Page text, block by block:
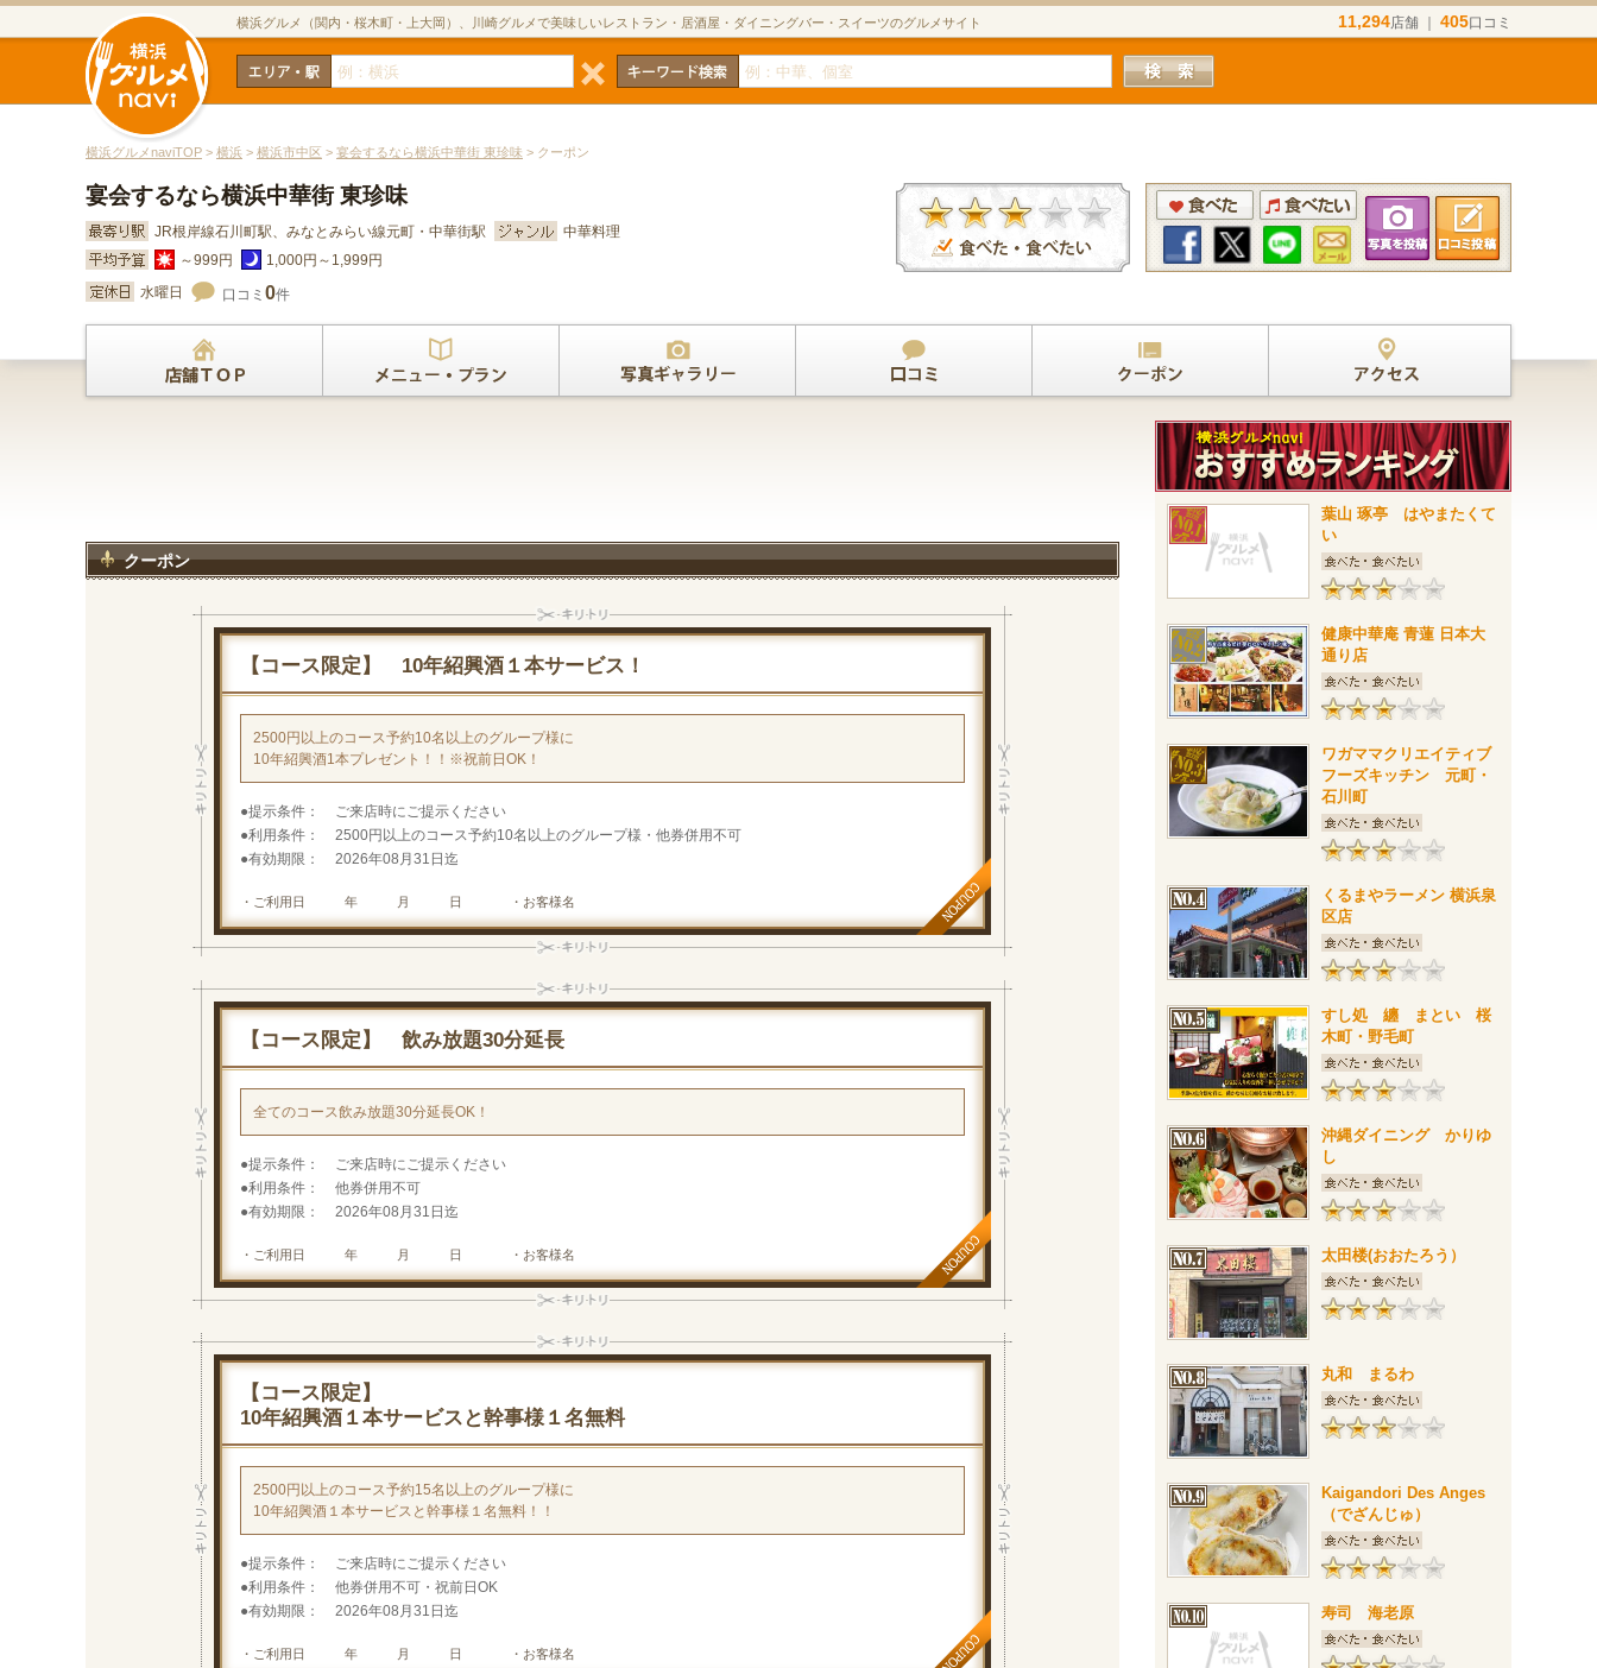
11,294店舗 ｜ 405口コミ
横浜グルメ（関内・桜木町・上大岡）、川崎グルメで美味しいレストラン・居酒屋・ダイニングバー・スイーツのグルメサイト
横浜グルメnaviTOP > 横浜 > 横浜市中区 > 宴会するなら横浜中華街 東珍味 > クーポン
宴会するなら横浜中華街 東珍味
JR根岸線石川町駅、みなとみらい線元町・中華街駅
中華料理
～999円
1,000円～1,999円
水曜日
口コミ 0件
クーポン
【コース限定】 10年紹興酒１本サービス！
2500円以上のコース予約10名以上のグループ様に
10年紹興酒1本プレゼント！！※祝前日OK！
提示条件
ご来店時にご提示ください
利用条件
2500円以上のコース予約10名以上のグループ様・他券併用不可
有効期限
2026年08月31日迄
・ご利用日 年 月 日 ・お客様名
【コース限定】 飲み放題30分延長
全てのコース飲み放題30分延長OK！
提示条件
ご来店時にご提示ください
利用条件
他券併用不可
有効期限
2026年08月31日迄
・ご利用日 年 月 日 ・お客様名
【コース限定】
10年紹興酒１本サービスと幹事様１名無料
2500円以上のコース予約15名以上のグループ様に
10年紹興酒１本サービスと幹事様１名無料！！
提示条件
ご来店時にご提示ください
利用条件
他券併用不可・祝前日OK
有効期限
2026年08月31日迄
・ご利用日 年 月 日 ・お客様名
葉山 琢亭 はやまたくて
い
健康中華庵 青蓮 日本大
通り店
ワガママクリエイティブ
フーズキッチン 元町・
石川町
くるまやラーメン 横浜泉
区店
すし処 纏 まとい 桜
木町・野毛町
沖縄ダイニング かりゆ
し
太田楼(おおたろう）
丸和 まるわ
Kaigandori Des Anges
（でざんじゅ）
寿司 海老原